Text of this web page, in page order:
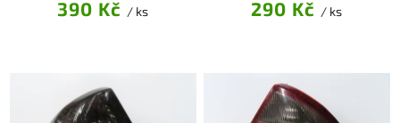
390 Kč / ks 290 Kč / ks